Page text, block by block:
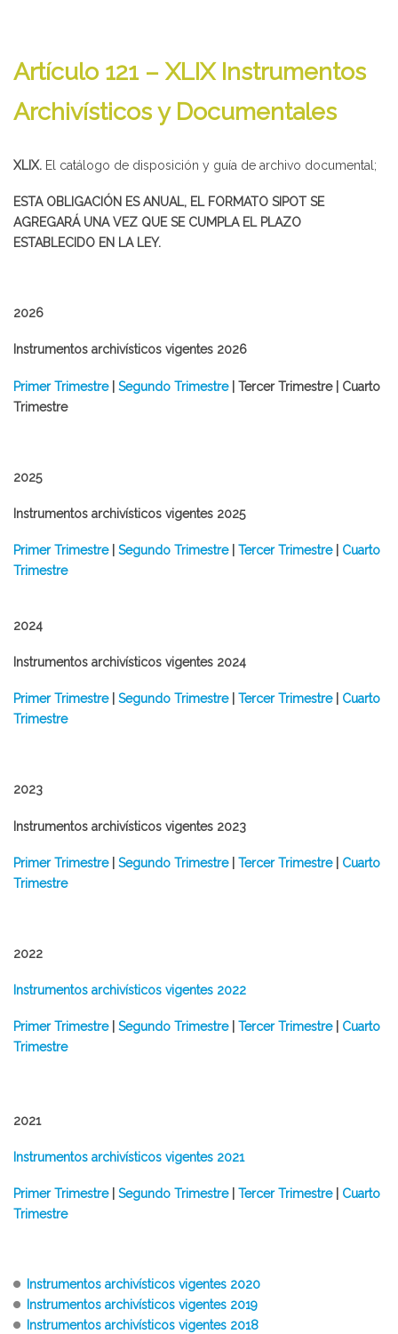
Artículo 121 – XLIX Instrumentos
Archivísticos y Documentales
XLIX. El catálogo de disposición y guía de archivo documental;
ESTA OBLIGACIÓN ES ANUAL, EL FORMATO SIPOT SE
AGREGARÁ UNA VEZ QUE SE CUMPLA EL PLAZO
ESTABLECIDO EN LA LEY.
2026
Instrumentos archivísticos vigentes 2026
​Primer Trimestre| Segundo Trimestre| Tercer Trimestre | Cuarto
Trimestre
2025
Instrumentos archivísticos vigentes 2025
Primer Trimestre| Segundo Trimestre| Tercer Trimestre| Cuarto
Trimestre
2024
Instrumentos archivísticos vigentes 2024
​Primer Trimestre| Segundo Trimestre| Tercer Trimestre| Cuarto
Trimestre
2023
​Instrumentos archivísticos vigentes 2023
Primer Trimestre| Segundo Trimestre| Tercer Trimestre| Cuarto
Trimestre
2022
​Instrumentos archivísticos vigentes 2022
​Primer Trimestre| Segundo Trimestre| Tercer Trimestre|
Cuarto
Trimestre
2021
Instrumentos archivísticos vigentes 2021
​Primer Trimestre| Segundo Trimestre| Tercer Trimestre
Cuarto
Trimestre
Instrumentos archivísticos vigentes 2020
Instrumentos archivísticos vigentes 2019
Instrumentos archivísticos vigentes 2018